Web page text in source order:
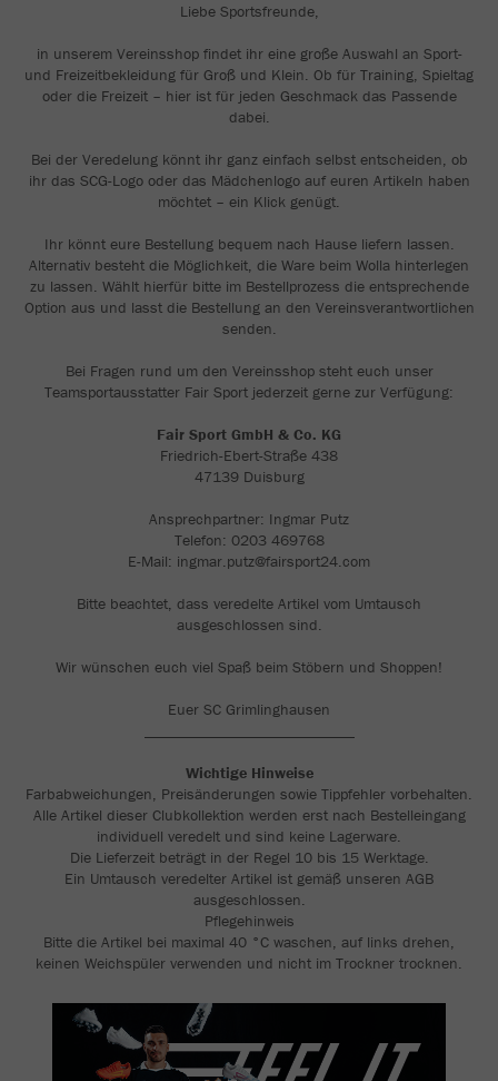
Liebe Sportsfreunde,
in unserem Vereinsshop findet ihr eine große Auswahl an Sport-
und Freizeitbekleidung für Groß und Klein. Ob für Training, Spieltag
oder die Freizeit – hier ist für jeden Geschmack das Passende
dabei.
Bei der Veredelung könnt ihr ganz einfach selbst entscheiden, ob
ihr das SCG-Logo oder das Mädchenlogo auf euren Artikeln haben
möchtet – ein Klick genügt.
Ihr könnt eure Bestellung bequem nach Hause liefern lassen.
Alternativ besteht die Möglichkeit, die Ware beim Wolla hinterlegen
zu lassen. Wählt hierfür bitte im Bestellprozess die entsprechende
Option aus und lasst die Bestellung an den Vereinsverantwortlichen
senden.
Bei Fragen rund um den Vereinsshop steht euch unser
Teamsportausstatter Fair Sport jederzeit gerne zur Verfügung:
Fair Sport GmbH & Co. KG
Friedrich-Ebert-Straße 438
47139 Duisburg
Ansprechpartner: Ingmar Putz
Telefon: 0203 469768
E-Mail: ingmar.putz@fairsport24.com
Bitte beachtet, dass veredelte Artikel vom Umtausch
ausgeschlossen sind.
Wir wünschen euch viel Spaß beim Stöbern und Shoppen!
Euer SC Grimlinghausen
Wichtige Hinweise
Farbabweichungen, Preisänderungen sowie Tippfehler vorbehalten.
Alle Artikel dieser Clubkollektion werden erst nach Bestelleingang
individuell veredelt und sind keine Lagerware.
Die Lieferzeit beträgt in der Regel 10 bis 15 Werktage.
Ein Umtausch veredelter Artikel ist gemäß unseren AGB
ausgeschlossen.
Pflegehinweis
Bitte die Artikel bei maximal 40 °C waschen, auf links drehen,
keinen Weichspüler verwenden und nicht im Trockner trocknen.